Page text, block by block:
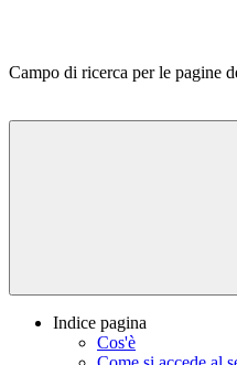
Campo di ricerca per le pagine
Indice pagina
Cos'è